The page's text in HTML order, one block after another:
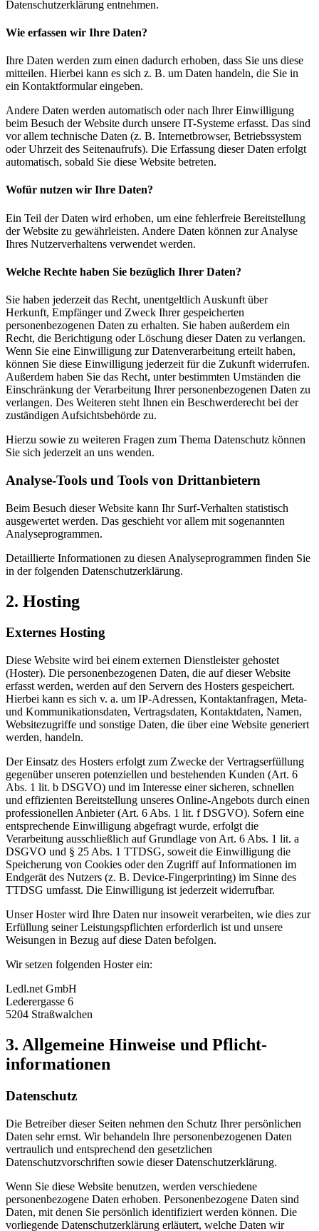
Datenschutzerklärung entnehmen.
Wie erfassen wir Ihre Daten?
Ihre Daten werden zum einen dadurch erhoben, dass Sie uns diese
mitteilen. Hierbei kann es sich z. B. um Daten handeln, die Sie in
ein Kontaktformular eingeben.
Andere Daten werden automatisch oder nach Ihrer Einwilligung
beim Besuch der Website durch unsere IT-Systeme erfasst. Das sind
vor allem technische Daten (z. B. Internetbrowser, Betriebssystem
oder Uhrzeit des Seitenaufrufs). Die Erfassung dieser Daten erfolgt
automatisch, sobald Sie diese Website betreten.
Wofür nutzen wir Ihre Daten?
Ein Teil der Daten wird erhoben, um eine fehlerfreie Bereitstellung
der Website zu gewährleisten. Andere Daten können zur Analyse
Ihres Nutzerverhaltens verwendet werden.
Welche Rechte haben Sie bezüglich Ihrer Daten?
Sie haben jederzeit das Recht, unentgeltlich Auskunft über
Herkunft, Empfänger und Zweck Ihrer gespeicherten
personenbezogenen Daten zu erhalten. Sie haben außerdem ein
Recht, die Berichtigung oder Löschung dieser Daten zu verlangen.
Wenn Sie eine Einwilligung zur Datenverarbeitung erteilt haben,
können Sie diese Einwilligung jederzeit für die Zukunft widerrufen.
Außerdem haben Sie das Recht, unter bestimmten Umständen die
Einschränkung der Verarbeitung Ihrer personenbezogenen Daten zu
verlangen. Des Weiteren steht Ihnen ein Beschwerderecht bei der
zuständigen Aufsichtsbehörde zu.
Hierzu sowie zu weiteren Fragen zum Thema Datenschutz können
Sie sich jederzeit an uns wenden.
Analyse-Tools und Tools von Dritt­anbietern
Beim Besuch dieser Website kann Ihr Surf-Verhalten statistisch
ausgewertet werden. Das geschieht vor allem mit sogenannten
Analyseprogrammen.
Detaillierte Informationen zu diesen Analyseprogrammen finden Sie
in der folgenden Datenschutzerklärung.
2. Hosting
Externes Hosting
Diese Website wird bei einem externen Dienstleister gehostet
(Hoster). Die personenbezogenen Daten, die auf dieser Website
erfasst werden, werden auf den Servern des Hosters gespeichert.
Hierbei kann es sich v. a. um IP-Adressen, Kontaktanfragen, Meta-
und Kommunikationsdaten, Vertragsdaten, Kontaktdaten, Namen,
Websitezugriffe und sonstige Daten, die über eine Website generiert
werden, handeln.
Der Einsatz des Hosters erfolgt zum Zwecke der Vertragserfüllung
gegenüber unseren potenziellen und bestehenden Kunden (Art. 6
Abs. 1 lit. b DSGVO) und im Interesse einer sicheren, schnellen
und effizienten Bereitstellung unseres Online-Angebots durch einen
professionellen Anbieter (Art. 6 Abs. 1 lit. f DSGVO). Sofern eine
entsprechende Einwilligung abgefragt wurde, erfolgt die
Verarbeitung ausschließlich auf Grundlage von Art. 6 Abs. 1 lit. a
DSGVO und § 25 Abs. 1 TTDSG, soweit die Einwilligung die
Speicherung von Cookies oder den Zugriff auf Informationen im
Endgerät des Nutzers (z. B. Device-Fingerprinting) im Sinne des
TTDSG umfasst. Die Einwilligung ist jederzeit widerrufbar.
Unser Hoster wird Ihre Daten nur insoweit verarbeiten, wie dies zur
Erfüllung seiner Leistungspflichten erforderlich ist und unsere
Weisungen in Bezug auf diese Daten befolgen.
Wir setzen folgenden Hoster ein:
Ledl.net GmbH
Lederergasse 6
5204 Straßwalchen
3. Allgemeine Hinweise und Pflicht­
informationen
Datenschutz
Die Betreiber dieser Seiten nehmen den Schutz Ihrer persönlichen
Daten sehr ernst. Wir behandeln Ihre personenbezogenen Daten
vertraulich und entsprechend den gesetzlichen
Datenschutzvorschriften sowie dieser Datenschutzerklärung.
Wenn Sie diese Website benutzen, werden verschiedene
personenbezogene Daten erhoben. Personenbezogene Daten sind
Daten, mit denen Sie persönlich identifiziert werden können. Die
vorliegende Datenschutzerklärung erläutert, welche Daten wir